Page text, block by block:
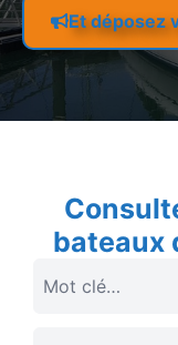
Et déposez
bateaux